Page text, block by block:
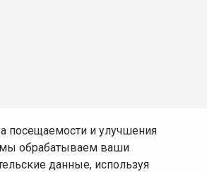
посещаемости и улучшения
мы обрабатываем ваши
данные, используя